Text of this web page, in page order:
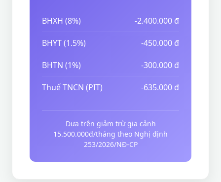
BHXH (8%) -2.400.000 đ
BHYT (1.5%) -450.000 đ
BHTN (1%) -300.000 đ
Thuế TNCN (PIT) -635.000 đ
Dựa trên giảm trừ gia cảnh
15.500.000đ/tháng theo Nghị định
253/2026/NĐ-CP